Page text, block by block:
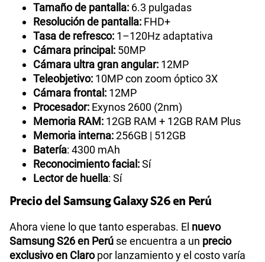
Tamaño de pantalla: 6.3 pulgadas
Resolución de pantalla: FHD+
Tasa de refresco: 1–120Hz adaptativa
Cámara principal: 50MP
Cámara ultra gran angular: 12MP
Teleobjetivo: 10MP con zoom óptico 3X
Cámara frontal: 12MP
Procesador: Exynos 2600 (2nm)
Memoria RAM: 12GB RAM + 12GB RAM Plus
Memoria interna:256GB | 512GB
Batería: 4300 mAh
Reconocimiento facial:Sí
Lector de huella: Sí
Precio del Samsung Galaxy S26 en Perú
Ahora viene lo que tanto esperabas. El nuevo
Samsung S26 en Perú se encuentra a un precio
exclusivo en Claropor lanzamiento y el costo varía